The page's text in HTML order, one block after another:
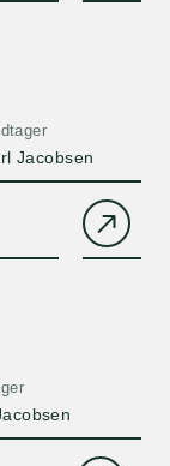
Jacobsen